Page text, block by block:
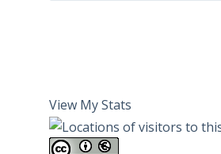
View My Stats